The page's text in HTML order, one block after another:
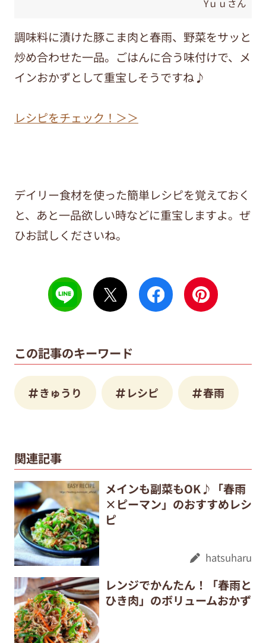
Yｕｕさん
調味料に漬けた豚こま肉と春雨、野菜をサッと
炒め合わせた一品。ごはんに合う味付けで、メ
インおかずとして重宝しそうですね♪
レシピをチェック！＞＞
デイリー食材を使った簡単レシピを覚えておく
と、あと一品欲しい時などに重宝しますよ。ぜ
ひお試しくださいね。
この記事のキーワード
きゅうり レシピ 春雨
関連記事
メインも副菜もOK♪「春雨
×ピーマン」のおすすめレシ
ピ
hatsuharu
レンジでかんたん！「春雨と
ひき肉」のボリュームおかず